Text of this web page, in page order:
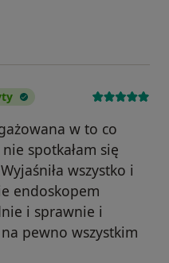
w to co
spotkałam się
wszystko i
endoskopem
i sprawnie i
pewno wszystkim